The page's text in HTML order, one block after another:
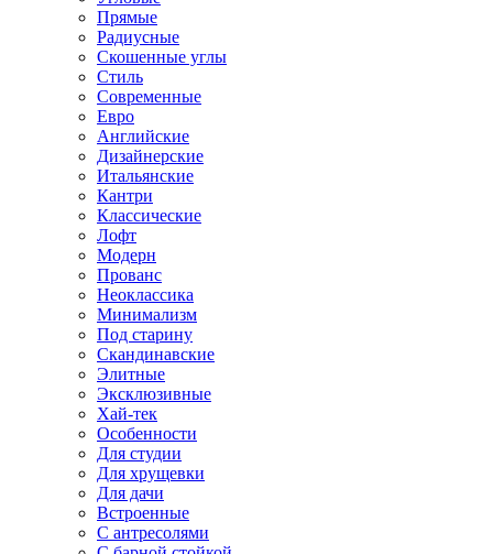
Прямые
Радиусные
Скошенные углы
Стиль
Современные
Евро
Английские
Дизайнерские
Итальянские
Кантри
Классические
Лофт
Модерн
Прованс
Неоклассика
Минимализм
Под старину
Скандинавские
Элитные
Эксклюзивные
Хай-тек
Особенности
Для студии
Для хрущевки
Для дачи
Встроенные
С антресолями